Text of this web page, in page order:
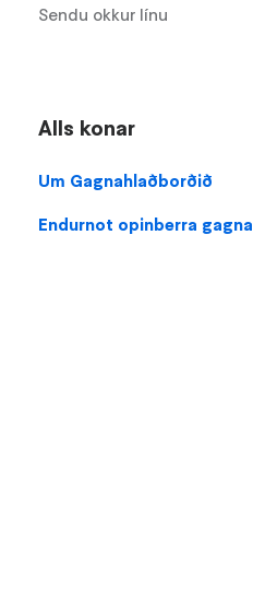
Sendu okkur línu
Alls konar
Um Gagnahlaðborðið
Endurnot opinberra gagna